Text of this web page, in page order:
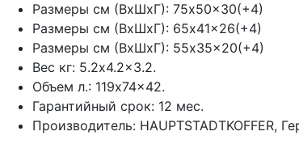
Размеры см (ВхШхГ): 75x50x30(+4)
Размеры см (ВхШхГ): 65x41x26(+4)
Размеры см (ВхШхГ): 55x35x20(+4)
Вес кг: 5.2x4.2x3.2.
Объем л.: 119x74x42.
Гарантийный срок: 12 мес.
Производитель: HAUPTSTADTKOFFER,